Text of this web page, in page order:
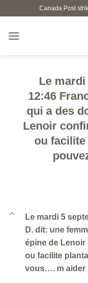
to
content
Canada Post
Le mardi
12:46
qui a des
Lenoir
ou
B
Le mardi 5
D. dit: une
épine de Lenoir
ou facilite
vous…. m aider